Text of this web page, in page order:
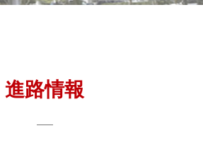
進路情報